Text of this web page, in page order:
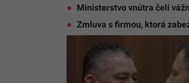
Ministerstvo vnútra čelí
Zmluva s firmou, ktorá